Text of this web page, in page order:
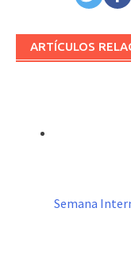
ARTÍCULOS
Semana